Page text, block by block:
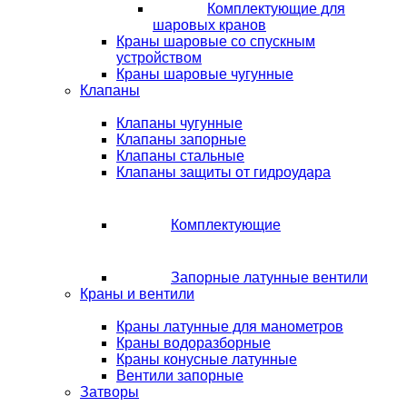
Комплектующие для
шаровых кранов
Краны шаровые со спускным
устройством
Краны шаровые чугунные
Клапаны
Клапаны чугунные
Клапаны запорные
Клапаны стальные
Клапаны защиты от гидроудара
Комплектующие
Запорные латунные вентили
Краны и вентили
Краны латунные для манометров
Краны водоразборные
Краны конусные латунные
Вентили запорные
Затворы